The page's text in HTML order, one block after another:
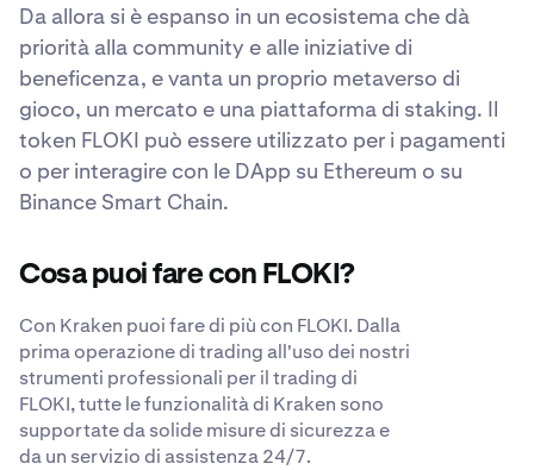
Da allora si è espanso in un ecosistema che dà
priorità alla community e alle iniziative di
beneficenza, e vanta un proprio metaverso di
gioco, un mercato e una piattaforma di staking. Il
token FLOKI può essere utilizzato per i pagamenti
o per interagire con le DApp su Ethereum o su
Binance Smart Chain.
Cosa puoi fare con FLOKI?
Con Kraken puoi fare di più con FLOKI. Dalla
prima operazione di trading all'uso dei nostri
strumenti professionali per il trading di
FLOKI, tutte le funzionalità di Kraken sono
supportate da solide misure di sicurezza e
da un servizio di assistenza 24/7.